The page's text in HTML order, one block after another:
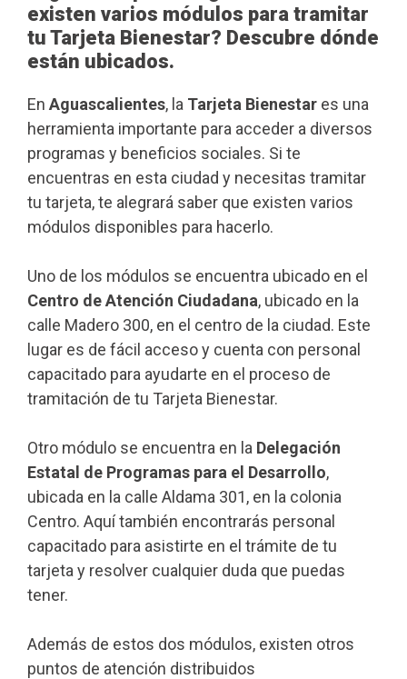
existen varios módulos para tramitar
tu Tarjeta Bienestar? Descubre dónde
están ubicados.
En Aguascalientes, la Tarjeta Bienestar es una
herramienta importante para acceder a diversos
programas y beneficios sociales. Si te
encuentras en esta ciudad y necesitas tramitar
tu tarjeta, te alegrará saber que existen varios
módulos disponibles para hacerlo.
Uno de los módulos se encuentra ubicado en el
Centro de Atención Ciudadana, ubicado en la
calle Madero 300, en el centro de la ciudad. Este
lugar es de fácil acceso y cuenta con personal
capacitado para ayudarte en el proceso de
tramitación de tu Tarjeta Bienestar.
Otro módulo se encuentra en la Delegación
Estatal de Programas para el Desarrollo,
ubicada en la calle Aldama 301, en la colonia
Centro. Aquí también encontrarás personal
capacitado para asistirte en el trámite de tu
tarjeta y resolver cualquier duda que puedas
tener.
Además de estos dos módulos, existen otros
puntos de atención distribuidos